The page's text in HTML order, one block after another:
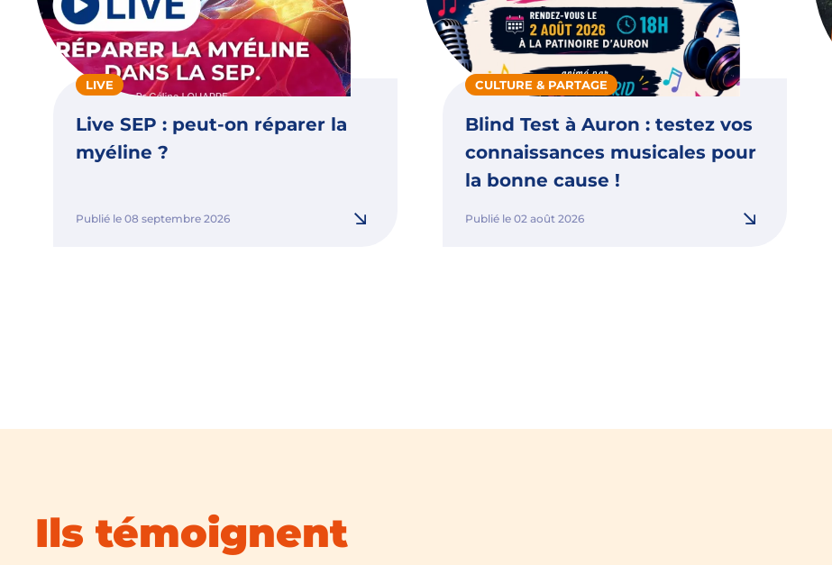
LIVE
Live SEP : peut-on réparer la
myéline ?
Publié le 08 septembre 2026
CULTURE & PARTAGE
Blind Test à Auron : testez vos
connaissances musicales pour
la bonne cause !
Publié le 02 août 2026
Ils témoignent